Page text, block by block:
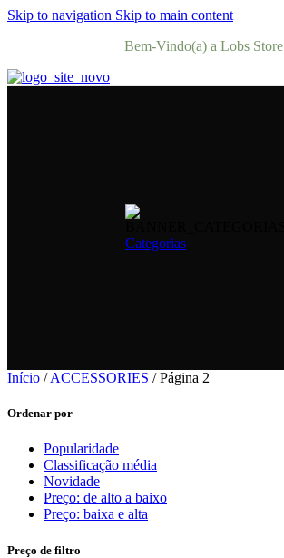
Skip to navigation Skip to main content
Bem-Vindo(a) a Lobs Store
Categorias
Início / ACCESSORIES / Página 2
Ordenar por
Popularidade
Classificação média
Novidade
Preço: de alto a baixo
Preço: baixa e alta
Preço de filtro